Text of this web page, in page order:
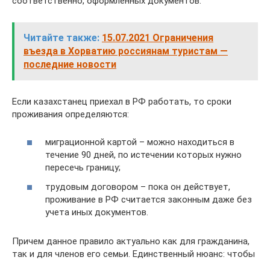
Читайте также: 15.07.2021 Ограничения
въезда в Хорватию россиянам туристам —
последние новости
Если казахстанец приехал в РФ работать, то сроки
проживания определяются:
миграционной картой – можно находиться в
течение 90 дней, по истечении которых нужно
пересечь границу;
трудовым договором – пока он действует,
проживание в РФ считается законным даже без
учета иных документов.
Причем данное правило актуально как для гражданина,
так и для членов его семьи. Единственный нюанс: чтобы